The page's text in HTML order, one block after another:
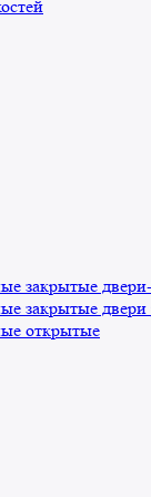
закрытые
закрытые
открытые